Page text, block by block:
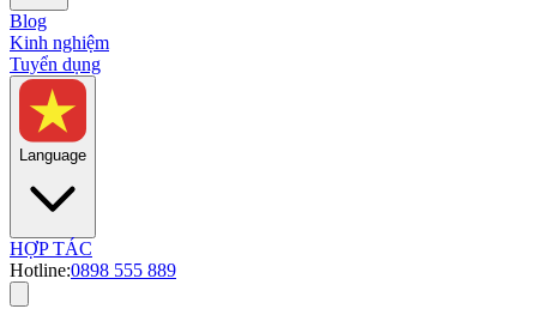
Blog
Kinh nghiệm
Tuyển dụng
Language
HỢP TÁC
Hotline:0898 555 889